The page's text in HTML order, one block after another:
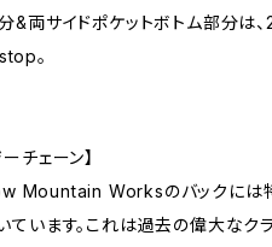
&両サイドポケットボトム部分は
。
ーチェーン】
Mountain Worksのバックには
ています。これは過去の偉大なク